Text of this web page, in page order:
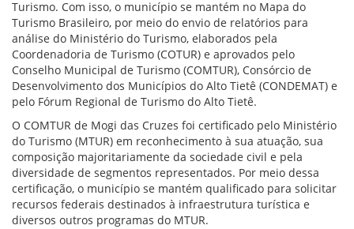
Turismo. Com isso, o município se mantém no Mapa do
Turismo Brasileiro, por meio do envio de relatórios para
análise do Ministério do Turismo, elaborados pela
Coordenadoria de Turismo (COTUR) e aprovados pelo
Conselho Municipal de Turismo (COMTUR), Consórcio de
Desenvolvimento dos Municípios do Alto Tietê (CONDEMAT) e
pelo Fórum Regional de Turismo do Alto Tietê.
O COMTUR de Mogi das Cruzes foi certificado pelo Ministério
do Turismo (MTUR) em reconhecimento à sua atuação, sua
composição majoritariamente da sociedade civil e pela
diversidade de segmentos representados. Por meio dessa
certificação, o município se mantém qualificado para solicitar
recursos federais destinados à infraestrutura turística e
diversos outros programas do MTUR.